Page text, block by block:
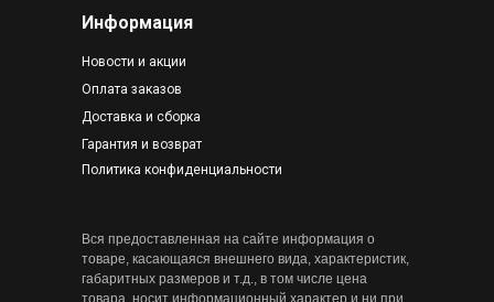
Вся предоставленная на сайте информация о
товаре, касающаяся внешнего вида, характеристик,
габаритных размеров и т.д., в том числе цена
Информация
Оплата заказов
Доставка и сборка
Гарантия и возврат
Политика конфиденциальности
Новости и акции